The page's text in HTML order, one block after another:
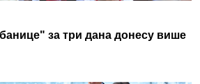
за три дана донесу више